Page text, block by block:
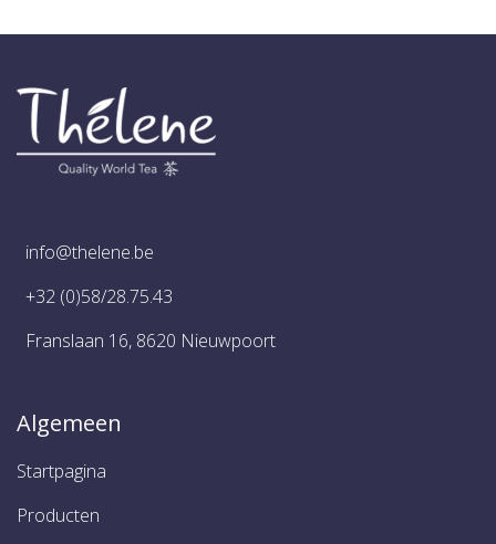
info@thelene.be
+32 (0)58/28.75.43
Franslaan 16, 8620 Nieuwpoort
Algemeen
Startpagina
Producten